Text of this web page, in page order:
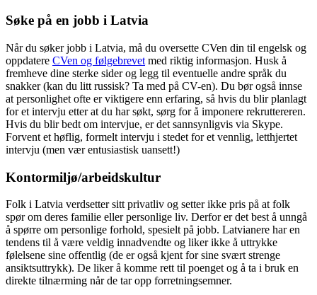
Søke på en jobb i Latvia
Når du søker jobb i Latvia, må du oversette CVen din til engelsk og
oppdatere CVen og følgebrevet med riktig informasjon. Husk å
fremheve dine sterke sider og legg til eventuelle andre språk du
snakker (kan du litt russisk? Ta med på CV-en). Du bør også innse
at personlighet ofte er viktigere enn erfaring, så hvis du blir planlagt
for et intervju etter at du har søkt, sørg for å imponere rekruttereren.
Hvis du blir bedt om intervjue, er det sannsynligvis via Skype.
Forvent et høflig, formelt intervju i stedet for et vennlig, letthjertet
intervju (men vær entusiastisk uansett!)
Kontormiljø/arbeidskultur
Folk i Latvia verdsetter sitt privatliv og setter ikke pris på at folk
spør om deres familie eller personlige liv. Derfor er det best å unngå
å spørre om personlige forhold, spesielt på jobb. Latvianere har en
tendens til å være veldig innadvendte og liker ikke å uttrykke
følelsene sine offentlig (de er også kjent for sine svært strenge
ansiktsuttrykk). De liker å komme rett til poenget og å ta i bruk en
direkte tilnærming når de tar opp forretningsemner.